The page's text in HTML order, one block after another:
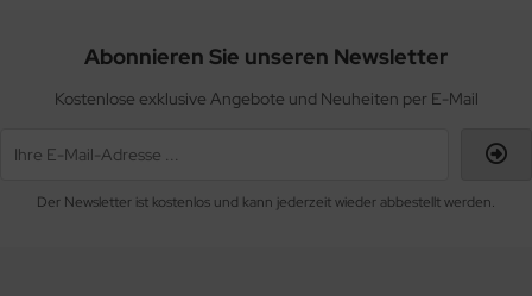
Abonnieren Sie unseren Newsletter
Kostenlose exklusive Angebote und Neuheiten per E-Mail
Der Newsletter ist kostenlos und kann jederzeit wieder abbestellt werden.